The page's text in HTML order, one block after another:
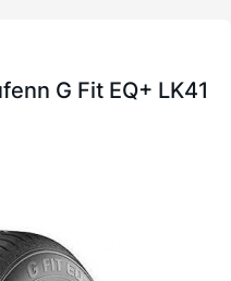
G Fit EQ+ LK41